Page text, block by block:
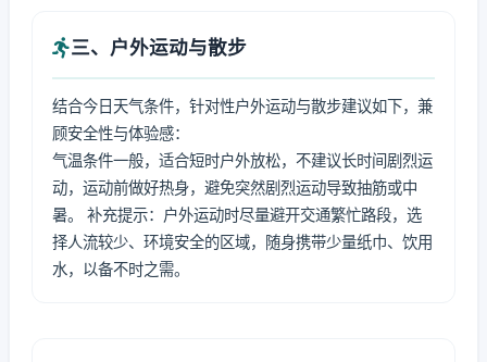
三、户外运动与散步
结合今日天气条件，针对性户外运动与散步建议如下，兼
顾安全性与体验感：
气温条件一般，适合短时户外放松，不建议长时间剧烈运
动，运动前做好热身，避免突然剧烈运动导致抽筋或中
暑。 补充提示：户外运动时尽量避开交通繁忙路段，选
择人流较少、环境安全的区域，随身携带少量纸巾、饮用
水，以备不时之需。